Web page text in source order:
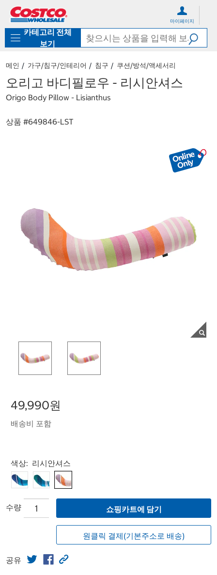
로
기
가
마이페이지
카테고리 전체
보기
메인 가구/침구/인테리어 침구 쿠션/방석/액세서리
오리고 바디필로우 - 리시안셔스
Origo Body Pillow - Lisianthus
상품 #649846-LST
49,990원
배송비 포함
Select product
색상: 리시안셔스
수량 쇼핑카트에 담기
원클릭 결제(기본주소로 배송)
공유